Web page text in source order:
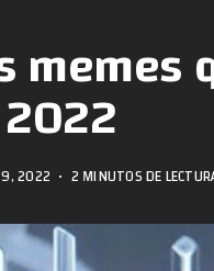
memes
2022 • 2 MINUTOS DE